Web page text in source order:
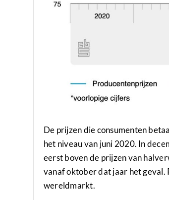
De prijzen die consumenten
het niveau van juni 2020. In
eerst boven de prijzen van
vanaf oktober dat jaar het geval.
wereldmarkt.